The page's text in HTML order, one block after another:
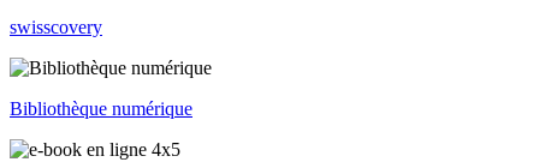
swisscovery
Bibliothèque numérique